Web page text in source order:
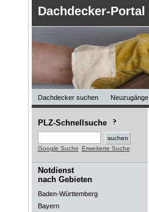
Dachdecker-Portal
Dachdecker suchen Neuzugänge
PLZ-Schnellsuche
Google Suche Erweiterte Suche
Notdienst
nach Gebieten
Baden-Württemberg
Bayern